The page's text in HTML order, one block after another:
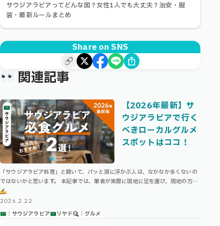
サウジアラビアってどんな国？女性1人でも大丈夫？治安・服
装・最新ルールまとめ
Share on SNS
関連記事
【2026年最新】サ
ウジアラビアで行く
べきローカルグルメ
スポットはココ！
「サウジアラビア料理」と聞いて、パッと頭に浮かぶ人は、なかなか多くないの
ではないかと思います。 本記事では、筆者が実際に現地に足を運び、現地の方の
おすすめも聞いた上で、サウジアラビアで必ず行くべきグルメスポットを厳選！
…
2026.2.22
｜サウジアラビア
リヤド ｜グルメ